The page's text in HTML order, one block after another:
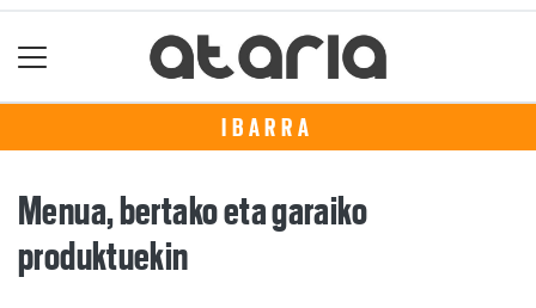
IBARRA
Menua, bertako eta garaiko
produktuekin